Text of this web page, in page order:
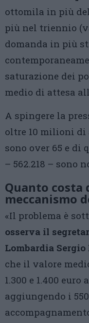
ottomila in più
più nel triennio
domanda in più
saturazione dei
medio di attesa
A spingere la
oltre 10 milioni di
sono over 65 e di
– 562.218 – sono
Quanto costa
meccanismo
«Il problema è
osserva il
Lombardia
che il valore
1.300 e 1.400 euro
aggiungendo i